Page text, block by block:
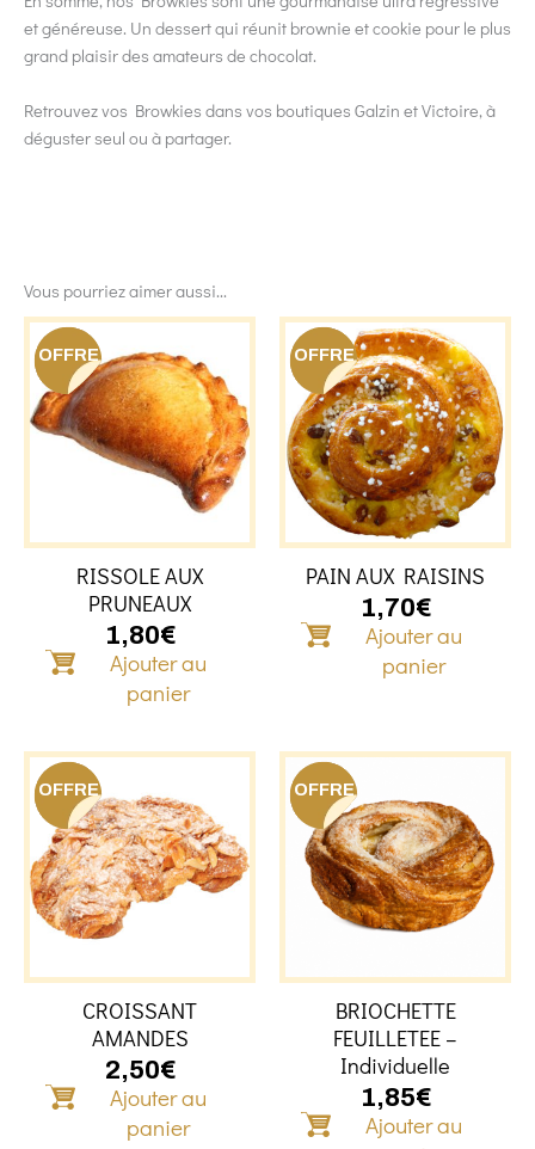
et généreuse. Un dessert qui réunit brownie et cookie pour le plus
grand plaisir des amateurs de chocolat.
Retrouvez vos Browkies dans vos boutiques Galzin et Victoire, à
déguster seul ou à partager.
Vous pourriez aimer aussi...
OFFRE
RISSOLE AUX
PRUNEAUX
1,80€
Ajouter au
panier
OFFRE
PAIN AUX RAISINS
1,70€
Ajouter au
panier
OFFRE
CROISSANT
AMANDES
2,50€
Ajouter au
panier
OFFRE
BRIOCHETTE
FEUILLETEE –
Individuelle
1,85€
Ajouter au